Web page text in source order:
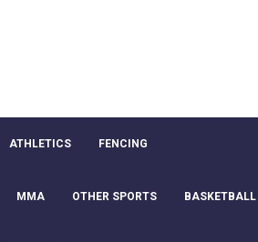
ATHLETICS FENCING
MMA OTHER SPORTS BASKETBALL